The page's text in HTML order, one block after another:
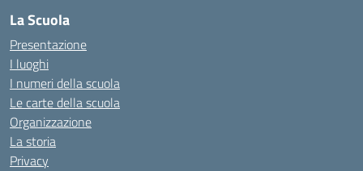
La Scuola
Presentazione
I luoghi
I numeri della scuola
Le carte della scuola
Organizzazione
La storia
Privacy